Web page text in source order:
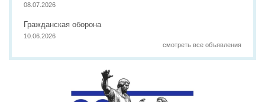
08.07.2026
Гражданская оборона
10.06.2026
смотреть все объявления